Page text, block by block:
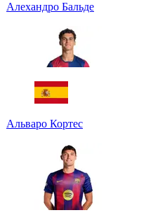
Алехандро Бальде
Альваро Кортес